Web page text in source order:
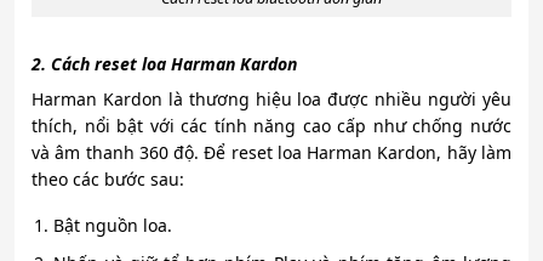
2. Cách reset loa Harman Kardon
Harman Kardon là thương hiệu loa được nhiều người yêu
thích, nổi bật với các tính năng cao cấp như chống nước
và âm thanh 360 độ. Để reset loa Harman Kardon, hãy làm
theo các bước sau:
Bật nguồn loa.